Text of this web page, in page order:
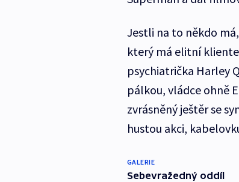
Jestli na to někdo
který má elitní
psychiatrička Harley
pálkou, vládce ohně
zvrásněný ještěr se
hustou akci,
GALERIE
Sebevražedný oddíl